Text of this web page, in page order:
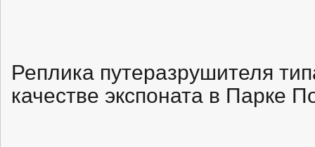
Реплика путеразрушителя
качестве экспоната в Парке